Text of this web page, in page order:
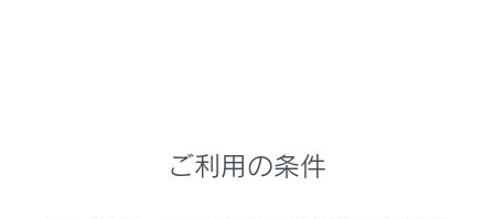
ご利用の条件